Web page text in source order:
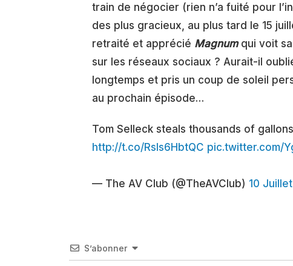
train de négocier (rien n’a fuité pour
des plus gracieux, au plus tard le 15
retraité et apprécié Magnumqui voit
sur les réseaux sociaux ? Aurait-il
longtemps et pris un coup de soleil
au prochain épisode…
Tom Selleck steals thousands of
http://t.co/RsIs6HbtQC pic.twitter.com/
— The AV Club (@TheAVClub) 10
S’abonner